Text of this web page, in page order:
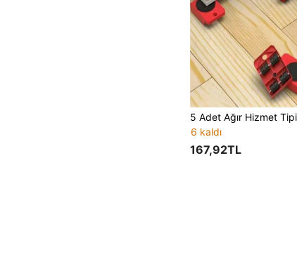
6 kaldı
167,92TL